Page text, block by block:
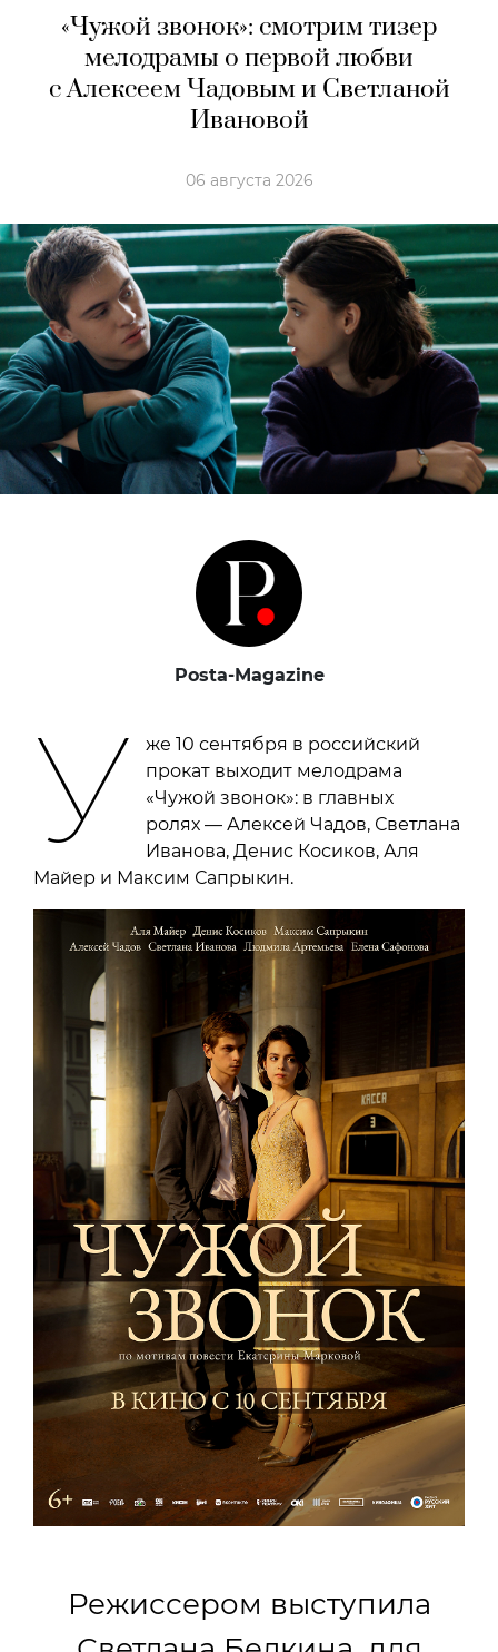
«Чужой звонок»: смотрим тизер
мелодрамы о первой любви
с Алексеем Чадовым и Светланой
Ивановой
06 августа 2026
Posta-Magazine
У
же 10 сентября в российский
прокат выходит мелодрама
«Чужой звонок»: в главных
ролях — Алексей Чадов, Светлана
Иванова, Денис Косиков, Аля
Майер и Максим Сапрыкин.
Режиссером выступила